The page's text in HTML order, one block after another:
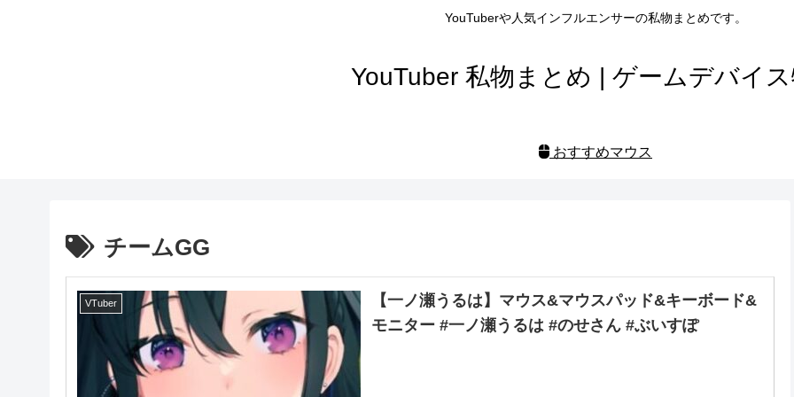
YouTuberや人気インフルエンサーの私物まとめです。
YouTuber 私物まとめ | ゲームデバイ
おすすめマウス
チームGG
VTuber
【一ノ瀬うるは】マウス&マウスパッド&キーボード&
モニター #一ノ瀬うるは #のせさん #ぶいすぽ